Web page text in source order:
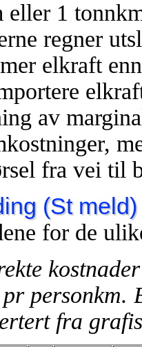
eller 1
regner
elkraft
av
fra vei til
(St
for de
personkm.
fra